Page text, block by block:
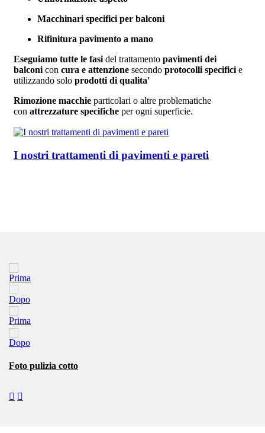
Macchinari specifici per balconi
Rifinitura pavimento a mano
Eseguiamo tutte le fasi del trattamento pavimenti dei
balconi con cura e attenzione secondo protocolli specifici e
utilizzando solo prodotti di qualita'
Rimozione macchie particolari o altre problematiche
con attrezzature specifiche per ogni superficie.
I nostri trattamenti di pavimenti e pareti
Prima
Dopo
Prima
Dopo
Foto pulizia cotto